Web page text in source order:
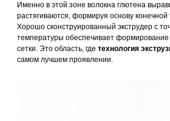
Именно в этой зоне волокна глютена
растягиваются, формируя основу
Хорошо сконструированный экструдер с
температуры обеспечивает формирование
сетки. Это область, где технология
самом лучшем проявлении.